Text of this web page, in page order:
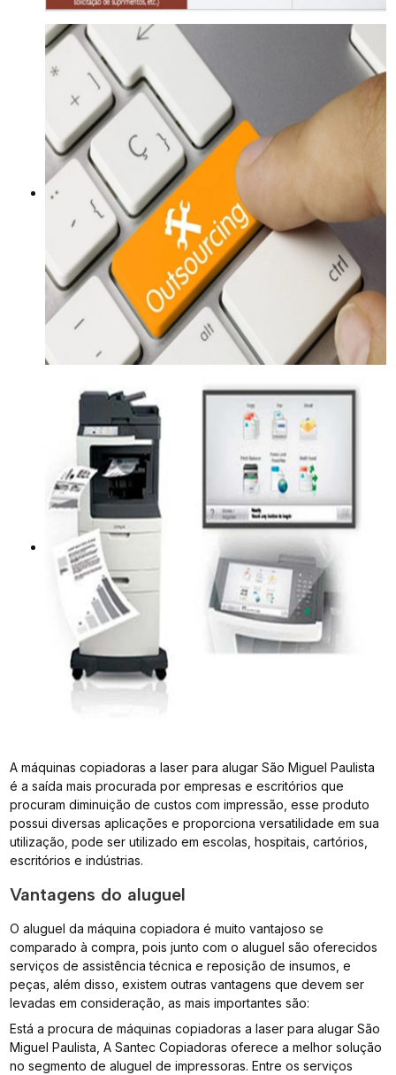
A máquinas copiadoras a laser para alugar São Miguel Paulista
é a saída mais procurada por empresas e escritórios que
procuram diminuição de custos com impressão, esse produto
possui diversas aplicações e proporciona versatilidade em sua
utilização, pode ser utilizado em escolas, hospitais, cartórios,
escritórios e indústrias.
Vantagens do aluguel
O aluguel da máquina copiadora é muito vantajoso se
comparado à compra, pois junto com o aluguel são oferecidos
serviços de assistência técnica e reposição de insumos, e
peças, além disso, existem outras vantagens que devem ser
levadas em consideração, as mais importantes são:
Está a procura de máquinas copiadoras a laser para alugar São
Miguel Paulista, A Santec Copiadoras oferece a melhor solução
no segmento de aluguel de impressoras. Entre os serviços